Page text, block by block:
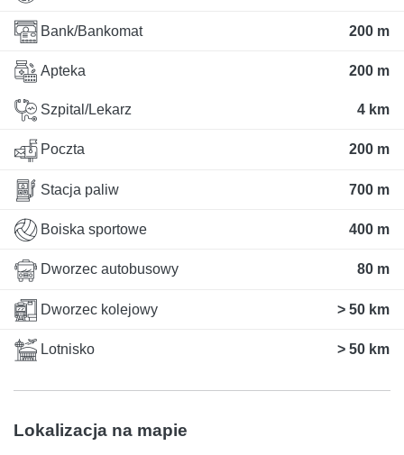
Bank/Bankomat 200 m
Apteka 200 m
Szpital/Lekarz 4 km
Poczta 200 m
Stacja paliw 700 m
Boiska sportowe 400 m
Dworzec autobusowy 80 m
Dworzec kolejowy > 50 km
Lotnisko > 50 km
Lokalizacja na mapie